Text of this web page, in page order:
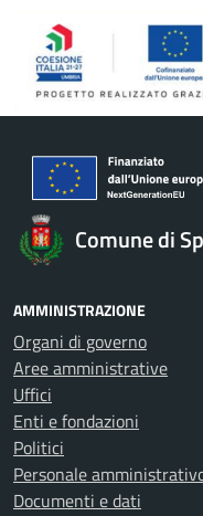
Comune di
AMMINISTRAZIONE
Organi di governo
Aree amministrative
Uffici
Enti e fondazioni
Politici
Personale
Documenti e dati